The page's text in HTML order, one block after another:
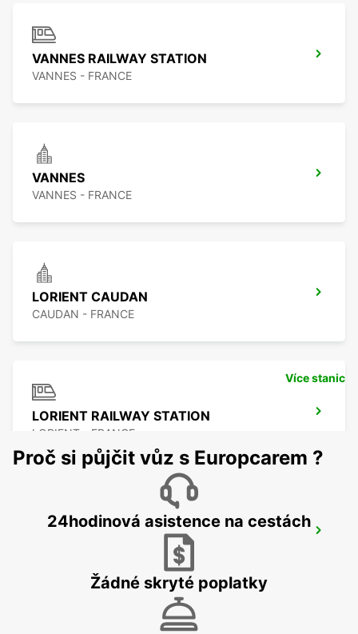
VANNES RAILWAY STATION
VANNES - FRANCE
VANNES
VANNES - FRANCE
LORIENT CAUDAN
CAUDAN - FRANCE
LORIENT RAILWAY STATION
LORIENT - FRANCE
Více stanic
Proč si půjčit vůz s Europcarem ?
24hodinová asistence na cestách
Žádné skryté poplatky